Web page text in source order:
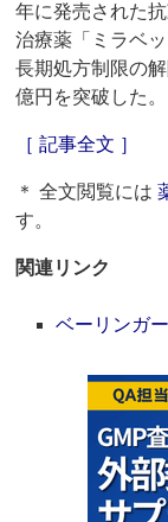
年に発売された
治療薬「ミラベ
長期処方制限の
億円を突破した。
［ 記事全文 ］
＊ 全文閲覧には
す。
関連リンク
ベーリンガ